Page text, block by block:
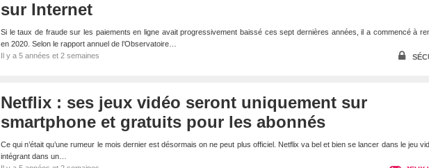
sur Internet
Si le taux de fraude sur les paiements en ligne avait progressivement baissé ces sept dernières années, il a commencé à
en 2020. Selon le rapport annuel de l’Observatoire…
Il y a 5 années et 2 semaines
Netflix : ses jeux vidéo seront uniquement sur
smartphone et gratuits pour les abonnés
Ce qui n’était qu’une rumeur le mois dernier est désormais on ne peut plus officiel. Netflix va bel et bien se lancer dans le jeu
intégrant dans un…